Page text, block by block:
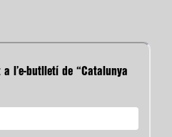
l’e-butlletí de “Catalunya